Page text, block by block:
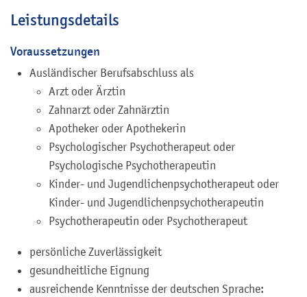
Leistungsdetails
Voraussetzungen
Ausländischer Berufsabschluss als
Arzt oder Ärztin
Zahnarzt oder Zahnärztin
Apotheker oder Apothekerin
Psychologischer Psychotherapeut oder
Psychologische Psychotherapeutin
Kinder- und Jugendlichenpsychotherapeut oder
Kinder- und Jugendlichenpsychotherapeutin
Psychotherapeutin oder Psychotherapeut
persönliche Zuverlässigkeit
gesundheitliche Eignung
ausreichende Kenntnisse der deutschen Sprache: